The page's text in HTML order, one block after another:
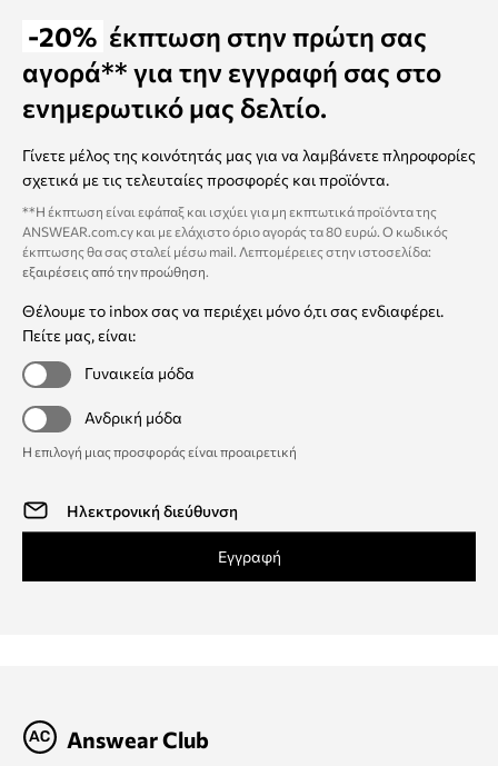
-20% έκπτωση στην πρώτη σας
αγορά** για την εγγραφή σας στο
ενημερωτικό μας δελτίο.
Γίνετε μέλος της κοινότητάς μας για να λαμβάνετε πληροφορίες
σχετικά με τις τελευταίες προσφορές και προϊόντα.
**Η έκπτωση είναι εφάπαξ και ισχύει για μη εκπτωτικά προϊόντα της
ANSWEAR.com.cy και με ελάχιστο όριο αγοράς τα 80 ευρώ. Ο κωδικός
έκπτωσης θα σας σταλεί μέσω mail. Λεπτομέρειες στην ιστοσελίδα:
εξαιρέσεις από την προώθηση.
Θέλουμε το inbox σας να περιέχει μόνο ό,τι σας ενδιαφέρει.
Πείτε μας, είναι:
Γυναικεία μόδα
Ανδρική μόδα
Η επιλογή μιας προσφοράς είναι προαιρετική
Εγγραφή
Answear Club